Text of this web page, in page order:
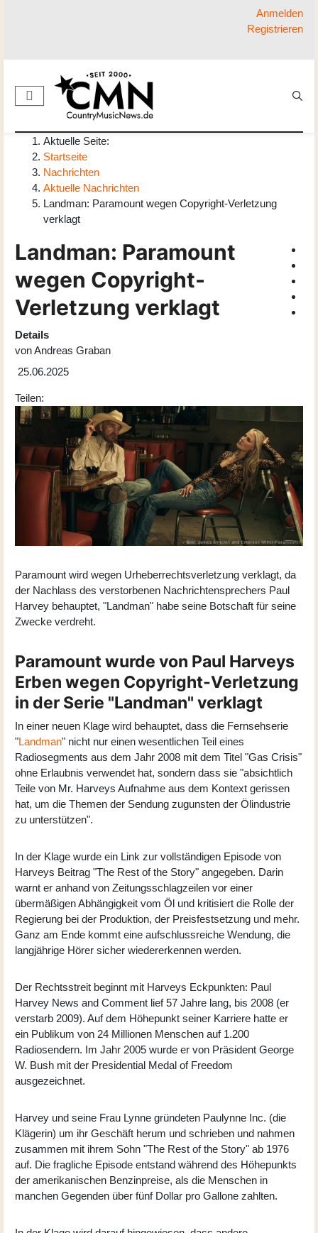
Anmelden
Registrieren
Aktuelle Seite:
Startseite
Nachrichten
Aktuelle Nachrichten
Landman: Paramount wegen Copyright-Verletzung
verklagt
Landman: Paramount
wegen Copyright-
Verletzung verklagt
Details
vonAndreas Graban
25.06.2025
Teilen:
Paramount wird wegen Urheberrechtsverletzung verklagt, da
der Nachlass des verstorbenen Nachrichtensprechers Paul
Harvey behauptet, "Landman" habe seine Botschaft für seine
Zwecke verdreht.
Paramount wurde von Paul Harveys
Erben wegen Copyright-Verletzung
in der Serie "Landman" verklagt
In einer neuen Klage wird behauptet, dass die Fernsehserie
"Landman" nicht nur einen wesentlichen Teil eines
Radiosegments aus dem Jahr 2008 mit dem Titel "Gas Crisis"
ohne Erlaubnis verwendet hat, sondern dass sie "absichtlich
Teile von Mr. Harveys Aufnahme aus dem Kontext gerissen
hat, um die Themen der Sendung zugunsten der Ölindustrie
zu unterstützen".
In der Klage wurde ein Link zur vollständigen Episode von
Harveys Beitrag "The Rest of the Story" angegeben. Darin
warnt er anhand von Zeitungsschlagzeilen vor einer
übermäßigen Abhängigkeit vom Öl und kritisiert die Rolle der
Regierung bei der Produktion, der Preisfestsetzung und mehr.
Ganz am Ende kommt eine aufschlussreiche Wendung, die
langjährige Hörer sicher wiedererkennen werden.
Der Rechtsstreit beginnt mit Harveys Eckpunkten: Paul
Harvey News and Comment lief 57 Jahre lang, bis 2008 (er
verstarb 2009). Auf dem Höhepunkt seiner Karriere hatte er
ein Publikum von 24 Millionen Menschen auf 1.200
Radiosendern. Im Jahr 2005 wurde er von Präsident George
W. Bush mit der Presidential Medal of Freedom
ausgezeichnet.
Harvey und seine Frau Lynne gründeten Paulynne Inc. (die
Klägerin) um ihr Geschäft herum und schrieben und nahmen
zusammen mit ihrem Sohn "The Rest of the Story" ab 1976
auf. Die fragliche Episode entstand während des Höhepunkts
der amerikanischen Benzinpreise, als die Menschen in
manchen Gegenden über fünf Dollar pro Gallone zahlten.